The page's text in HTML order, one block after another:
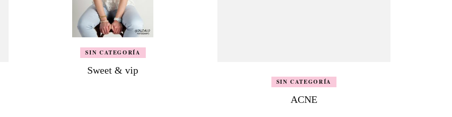
SIN CATEGORÍA
Sweet & vip
SIN CATEGORÍA
ACNE